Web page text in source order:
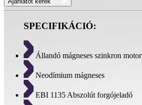
SPECIFIKÁCIÓ:
Állandó mágneses szinkron motor
Neodímium mágneses
EBI 1135 Abszolút forgójeladó